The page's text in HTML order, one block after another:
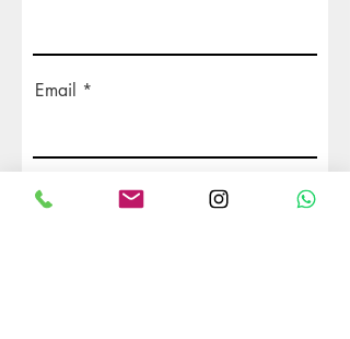
Email
Teléfono